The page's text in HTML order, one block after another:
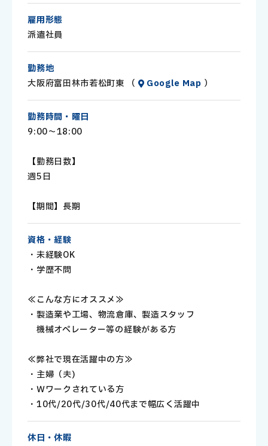
急な出費で困ったときも24時間いつでもすぐに申請できるの
で安心・便利です！
≪ おすすめ☆POINT ≫
・キレイな職場
・静かな職場
・空調完備
雇用形態
派遣社員
勤務地
大阪府富田林市若松町東 （
Google Map ）
勤務時間・曜日
9:00～18:00
【勤務日数】
週5日
【期間】長期
資格・経験
・未経験OK
・学歴不問
≪こんな方にオススメ≫
・製造業や工場、物流倉庫、製造スタッフ
機械オペレーター等の経験がある方
≪弊社で現在活躍中の方≫
・主婦（夫)
・Ｗワークされている方
・10代/20代/30代/40代まで幅広く活躍中
休日・休暇